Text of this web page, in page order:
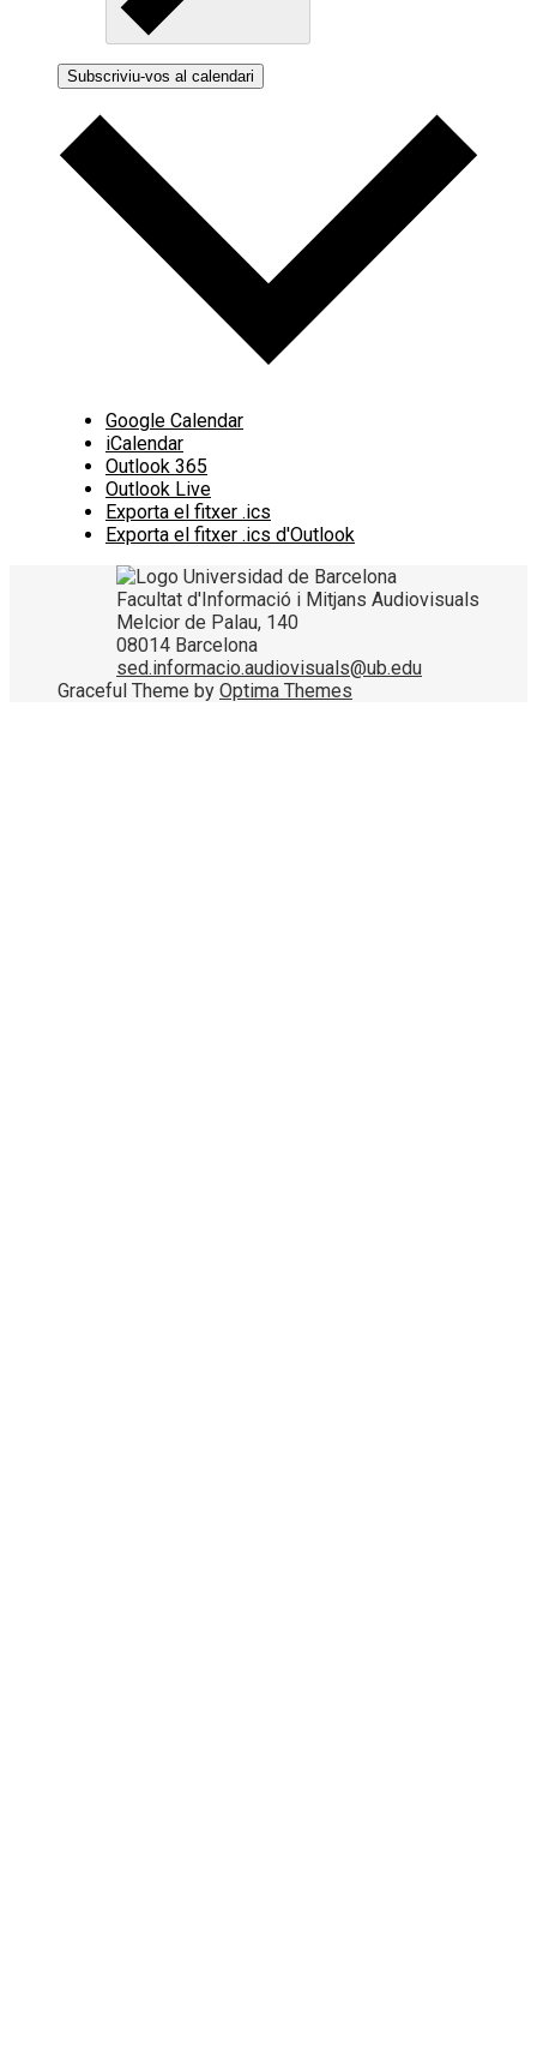
Subscriviu-vos al calendari
Google Calendar
iCalendar
Outlook 365
Outlook Live
Exporta el fitxer .ics
Exporta el fitxer .ics d'Outlook
Facultat d'Informació i Mitjans Audiovisuals
Melcior de Palau, 140
08014 Barcelona
sed.informacio.audiovisuals@ub.edu
Graceful Theme by Optima Themes